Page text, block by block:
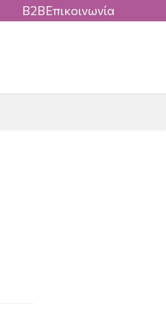
B2BΕπικοινωνία